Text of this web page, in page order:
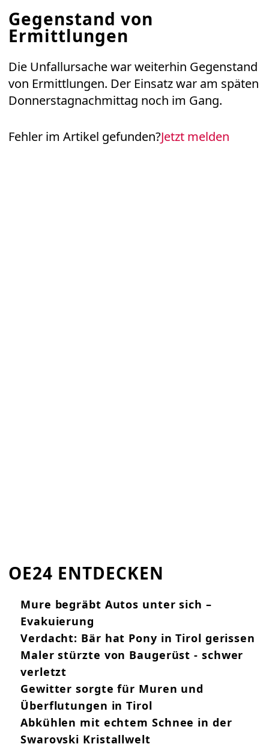
Gegenstand von
Ermittlungen
Die Unfallursache war weiterhin Gegenstand
von Ermittlungen. Der Einsatz war am späten
Donnerstagnachmittag noch im Gang.
Fehler im Artikel gefunden?Jetzt melden
OE24 ENTDECKEN
Mure begräbt Autos unter sich –
Evakuierung
Verdacht: Bär hat Pony in Tirol gerissen
Maler stürzte von Baugerüst - schwer
verletzt
Gewitter sorgte für Muren und
Überflutungen in Tirol
Abkühlen mit echtem Schnee in der
Swarovski Kristallwelt